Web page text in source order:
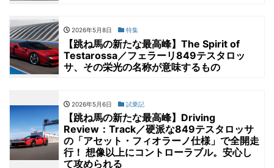
2026年5月8日 特集
【跳ね馬の新たな最高峰】The Spirit of
Testarossa／フェラーリ849テスタロッ
サ、その栄光の名称が意味するもの
2026年5月6日 試乗記
【跳ね馬の新たな最高峰】Driving
Review：Track／硬派な849テスタロッサ
の「アセット・フィオラーノ仕様」で全開走
行！ 想像以上にコントローラブル。安心し
て攻められる